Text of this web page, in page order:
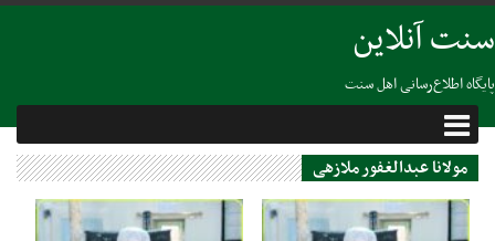
سنت آنلاین
پایگاه اطلاع‌رسانی اهل سنت
مولانا عبدالغفور ملازهی